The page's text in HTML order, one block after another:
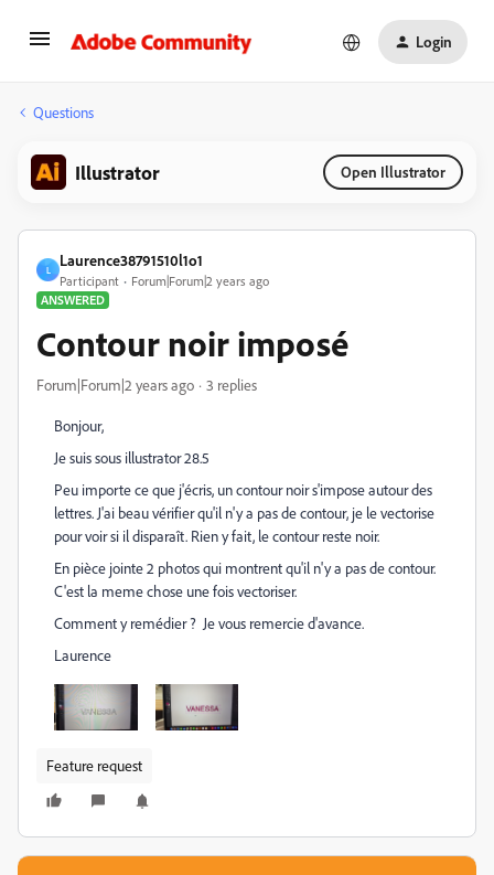
Login
Questions
Illustrator Open Illustrator
L
Laurence38791510l1o1
Participant
Forum|Forum|2 years ago
ANSWERED
Contour noir imposé
Forum|Forum|2 years ago 3 replies
Bonjour,
Je suis sous illustrator 28.5
Peu importe ce que j'écris, un contour noir s'impose autour des
lettres. J'ai beau vérifier qu'il n'y a pas de contour, je le vectorise
pour voir si il disparaît. Rien y fait, le contour reste noir.
En pièce jointe 2 photos qui montrent qu'il n'y a pas de contour.
C'est la meme chose une fois vectoriser.
Comment y remédier ? Je vous remercie d'avance.
Laurence
Feature request